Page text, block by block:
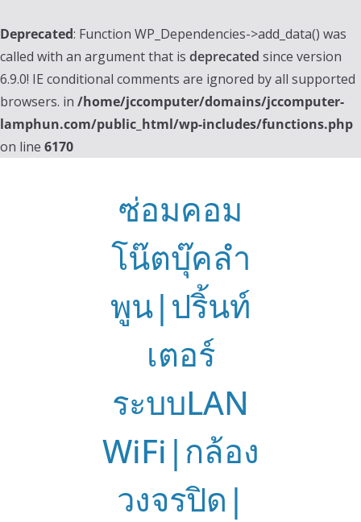
Deprecated: Function WP_Dependencies->add_data() was
called with an argument that is deprecated since version
6.9.0! IE conditional comments are ignored by all supported
browsers. in /home/jccomputer/domains/jccomputer-
lamphun.com/public_html/wp-includes/functions.php
on line 6170
ซ่อมคอม
โน๊ตบุ๊คลำ
พูน|ปริ้นท์
เตอร์
ระบบLAN
WiFi|กล้อง
วงจรปิด|